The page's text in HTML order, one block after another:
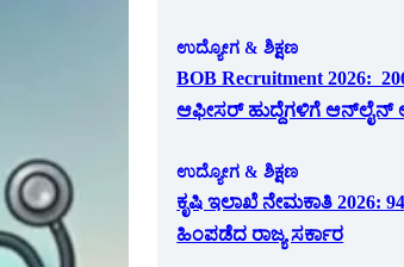
ಉದ್ಯೋಗ & ಶಿಕ್ಷಣ
BOB Recruitment 2026:
ಆಫೀಸರ್ ಹುದ್ದೆಗಳಿಗೆ ಆನ್‌ಲೈನ್
ಉದ್ಯೋಗ & ಶಿಕ್ಷಣ
ಕೃಷಿ ಇಲಾಖೆ ನೇಮಕಾತಿ 2026:
ಹಿಂಪಡೆದ ರಾಜ್ಯ ಸರ್ಕಾರ